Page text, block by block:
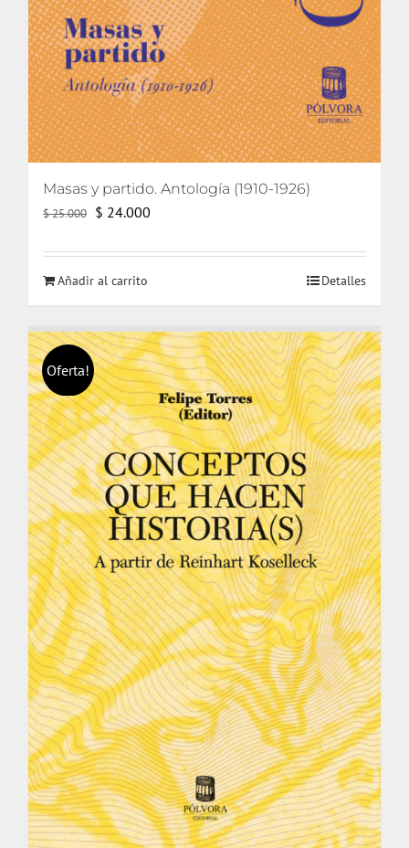
Masas y partido. Antología (1910-1926)
$25.000 El
original
era:
$ 24.000
actual
Añadir al carrito Detalles
Oferta!